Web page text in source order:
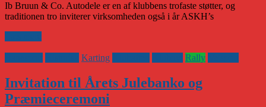
Ib Bruun & Co. Autodele er en af klubbens trofaste støtter, og
traditionen tro inviterer virksomheden også i år ASKH’s
Karting Rally
Invitation til Årets Julebanko og
Præmieceremoni